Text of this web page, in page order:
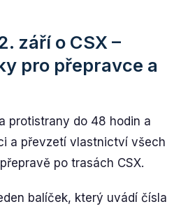
září o CSX –
pro přepravce a
protistrany do 48 hodin a
a převzetí vlastnictví všech
po trasách CSX.
balíček, který uvádí čísla